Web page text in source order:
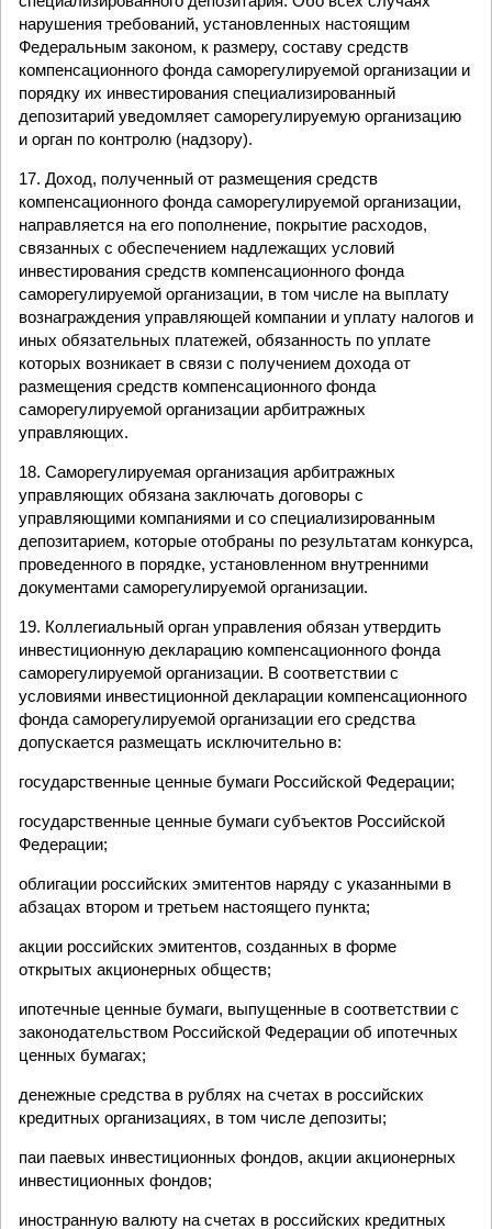
нарушения требований, установленных настоящим
Федеральным законом, к размеру, составу средств
компенсационного фонда саморегулируемой организации и
порядку их инвестирования специализированный
депозитарий уведомляет саморегулируемую организацию
и орган по контролю (надзору).
17. Доход, полученный от размещения средств
компенсационного фонда саморегулируемой организации,
направляется на его пополнение, покрытие расходов,
связанных с обеспечением надлежащих условий
инвестирования средств компенсационного фонда
саморегулируемой организации, в том числе на выплату
вознаграждения управляющей компании и уплату налогов и
иных обязательных платежей, обязанность по уплате
которых возникает в связи с получением дохода от
размещения средств компенсационного фонда
саморегулируемой организации арбитражных
управляющих.
18. Саморегулируемая организация арбитражных
управляющих обязана заключать договоры с
управляющими компаниями и со специализированным
депозитарием, которые отобраны по результатам конкурса,
проведенного в порядке, установленном внутренними
документами саморегулируемой организации.
19. Коллегиальный орган управления обязан утвердить
инвестиционную декларацию компенсационного фонда
саморегулируемой организации. В соответствии с
условиями инвестиционной декларации компенсационного
фонда саморегулируемой организации его средства
допускается размещать исключительно в:
государственные ценные бумаги Российской Федерации;
государственные ценные бумаги субъектов Российской
Федерации;
облигации российских эмитентов наряду с указанными в
абзацах втором и третьем настоящего пункта;
акции российских эмитентов, созданных в форме
открытых акционерных обществ;
ипотечные ценные бумаги, выпущенные в соответствии с
законодательством Российской Федерации об ипотечных
ценных бумагах;
денежные средства в рублях на счетах в российских
кредитных организациях, в том числе депозиты;
паи паевых инвестиционных фондов, акции акционерных
инвестиционных фондов;
иностранную валюту на счетах в российских кредитных